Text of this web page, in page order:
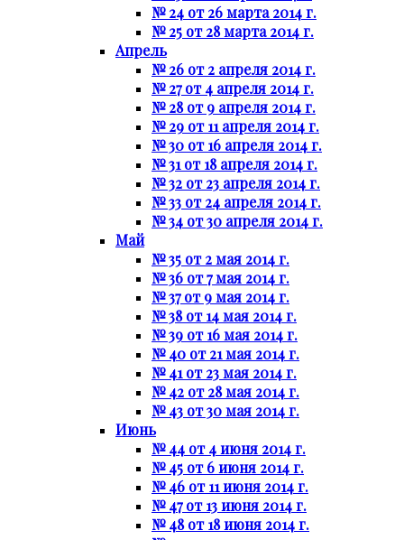
№ 24 от 26 марта 2014 г.
№ 25 от 28 марта 2014 г.
Апрель
№ 26 от 2 апреля 2014 г.
№ 27 от 4 апреля 2014 г.
№ 28 от 9 апреля 2014 г.
№ 29 от 11 апреля 2014 г.
№ 30 от 16 апреля 2014 г.
№ 31 от 18 апреля 2014 г.
№ 32 от 23 апреля 2014 г.
№ 33 от 24 апреля 2014 г.
№ 34 от 30 апреля 2014 г.
Май
№ 35 от 2 мая 2014 г.
№ 36 от 7 мая 2014 г.
№ 37 от 9 мая 2014 г.
№ 38 от 14 мая 2014 г.
№ 39 от 16 мая 2014 г.
№ 40 от 21 мая 2014 г.
№ 41 от 23 мая 2014 г.
№ 42 от 28 мая 2014 г.
№ 43 от 30 мая 2014 г.
Июнь
№ 44 от 4 июня 2014 г.
№ 45 от 6 июня 2014 г.
№ 46 от 11 июня 2014 г.
№ 47 от 13 июня 2014 г.
№ 48 от 18 июня 2014 г.